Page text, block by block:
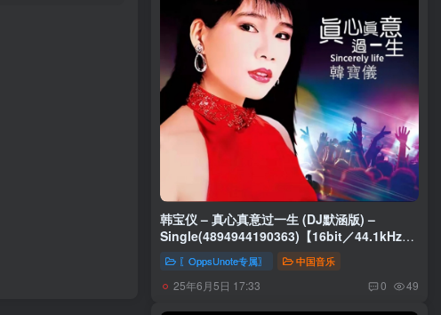
韩宝仪 – 真心真意过一生 (DJ默涵版) –
Single(4894944190363)【16bit／44.1kHz】
台湾区〖OppsUnote专属〗 中国音乐
25年6月5日 17:33 0 49